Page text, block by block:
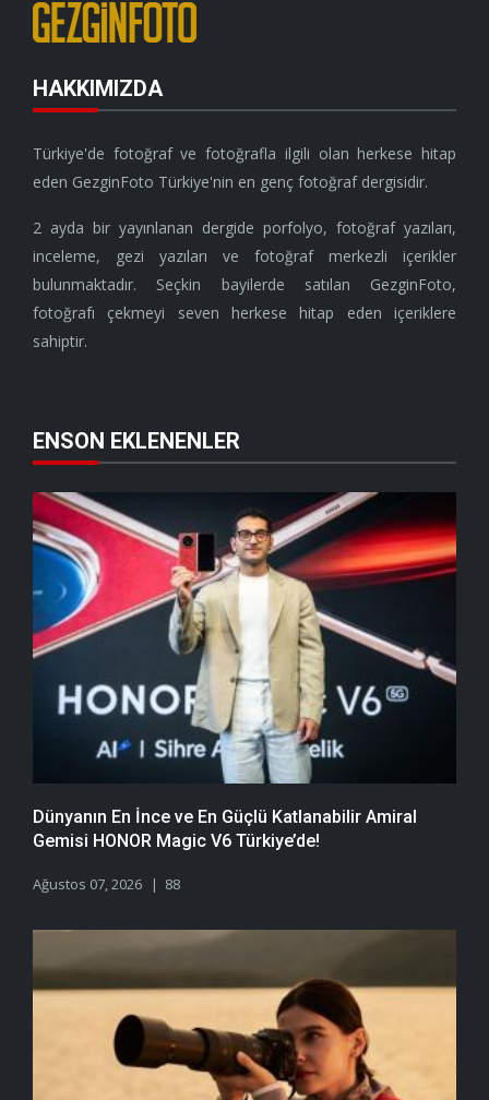
HAKKIMIZDA
Türkiye'de fotoğraf ve fotoğrafla ilgili olan herkese hitap
eden GezginFoto Türkiye'nin en genç fotoğraf dergisidir.
2 ayda bir yayınlanan dergide porfolyo, fotoğraf yazıları,
inceleme, gezi yazıları ve fotoğraf merkezli içerikler
bulunmaktadır. Seçkin bayilerde satılan GezginFoto,
fotoğrafı çekmeyi seven herkese hitap eden içeriklere
sahiptir.
ENSON EKLENENLER
Dünyanın En İnce ve En Güçlü Katlanabilir Amiral
Gemisi HONOR Magic V6 Türkiye’de!
Ağustos 07, 2026 88